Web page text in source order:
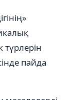
пайда